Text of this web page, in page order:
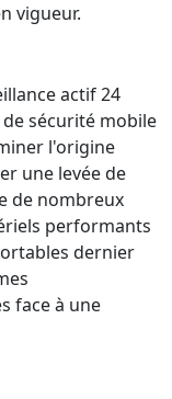
vigueur.
actif 24
sécurité mobile
l'origine
une levée de
de nombreux
performants
dernier
face à une